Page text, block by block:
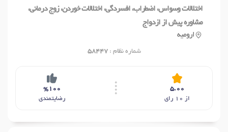
اختلالات وسواس، اضطراب، افسردگی، اختلالات خوردن، زوج درمانی،
مشاوره پیش از ازدواج
ارومیه
شماره نظام :58447
5.00
از 10 رای
%100
رضایتمندی